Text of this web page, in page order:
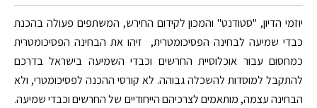
יוזמי הדיון, "סטודנט" והמכון לקידום החירש, המשתפים פעולה בהכנת
כבדי שמיעה לבחינה הפסיכומטרית, זיהו את הבחינה הפסיכומטרית
כמחסום עבור אוכלוסיית החרשים וכבדי השמיעה בישראל בדרכם
להתקבל למוסדות להשכלה גבוהה. לא קורסי ההכנה לפסיכומטרי, ולא
הבחינה עצמה, מותאמים לצרכיהם הייחודיים של החרשים וכבדי שמיעה.